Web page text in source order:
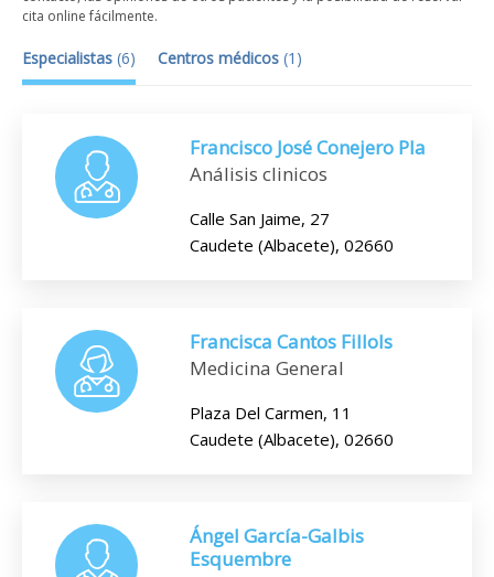
cita online fácilmente.
Especialistas (6) Centros médicos (1 )
Francisco José Conejero Pla
Análisis clinicos
Calle San Jaime, 27
Caudete (Albacete), 02660
Francisca Cantos Fillols
Medicina General
Plaza Del Carmen, 11
Caudete (Albacete), 02660
Ángel García-Galbis
Esquembre